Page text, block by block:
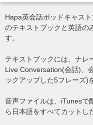
Hapa英会話ポッドキャス
のテキストブックと英語の
す。
テキストブックには、ナレ
Live Conversation(会話)、
ックアップした5フレーズ)
音声ファイルは、iTunesで
ら日本語をすべてカットし